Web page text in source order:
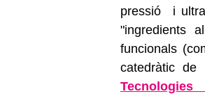
pressió i
"ingredients
funcionals
catedràtic de